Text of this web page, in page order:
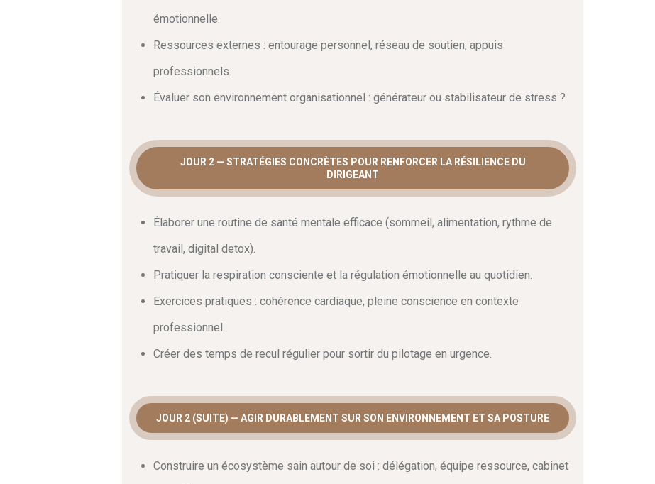
émotionnelle.
Ressources externes : entourage personnel, réseau de soutien, appuis
professionnels.
Évaluer son environnement organisationnel : générateur ou stabilisateur de stress ?
JOUR 2 — STRATÉGIES CONCRÈTES POUR RENFORCER LA RÉSILIENCE DU
DIRIGEANT
Élaborer une routine de santé mentale efficace (sommeil, alimentation, rythme de
travail, digital detox).
Pratiquer la respiration consciente et la régulation émotionnelle au quotidien.
Exercices pratiques : cohérence cardiaque, pleine conscience en contexte
professionnel.
Créer des temps de recul régulier pour sortir du pilotage en urgence.
JOUR 2 (SUITE) — AGIR DURABLEMENT SUR SON ENVIRONNEMENT ET SA POSTURE
Construire un écosystème sain autour de soi : délégation, équipe ressource, cabinet